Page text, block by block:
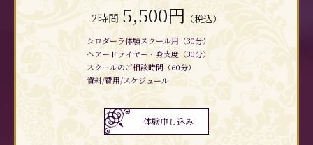
2時間 5,500円 （税込）
シロダーラ体験スクール用（30分）
ヘアードライヤー・身支度（30分）
スクールのご相談時間（60分）
資料/費用/スケジュール
体験申し込み